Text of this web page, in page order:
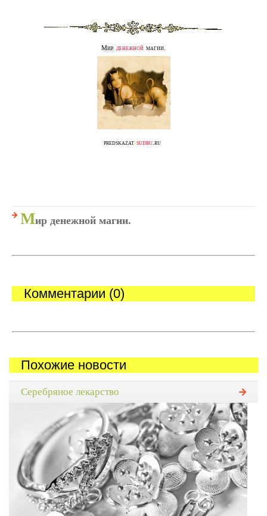
Мир денежноймагии.
predskazat-sudbu.ru
Мир денежной магии.
Комментарии (0)
Похожие новости
Серебряное лекарство